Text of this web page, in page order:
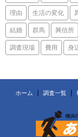
理由 生活の変化
結婚 群馬 興信所
調査現場 費用 身
ホーム 調査一覧